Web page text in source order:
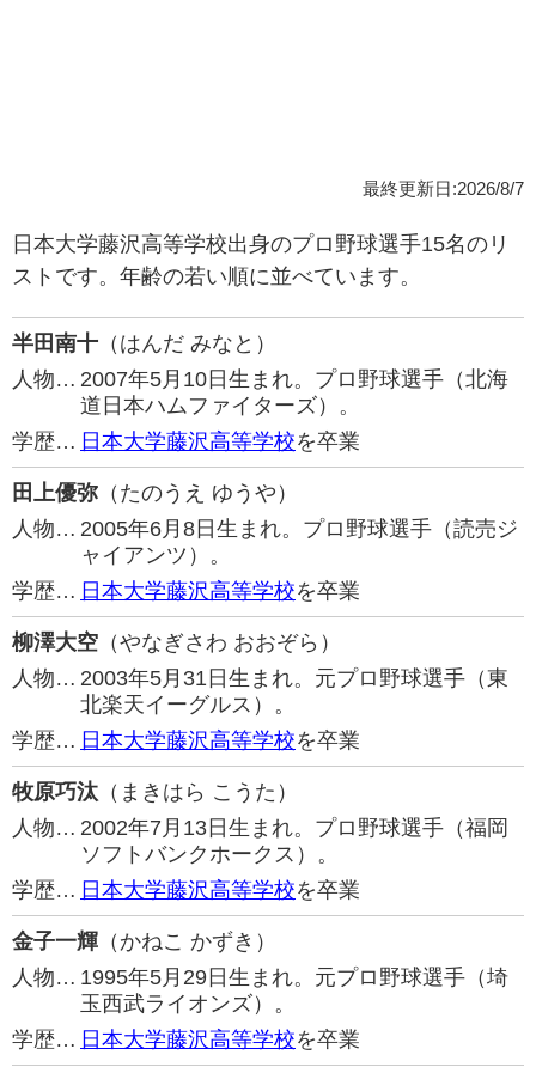
最終更新日:2026/8/7
日本大学藤沢高等学校出身のプロ野球選手15名のリ
ストです。年齢の若い順に並べています。
半田南十 （はんだ みなと）
人物… 2007年5月10日生まれ。プロ野球選手（北海
道日本ハムファイターズ）。
学歴… 日本大学藤沢高等学校を卒業
田上優弥 （たのうえ ゆうや）
人物… 2005年6月8日生まれ。プロ野球選手（読売ジ
ャイアンツ）。
学歴… 日本大学藤沢高等学校を卒業
柳澤大空 （やなぎさわ おおぞら）
人物… 2003年5月31日生まれ。元プロ野球選手（東
北楽天イーグルス）。
学歴… 日本大学藤沢高等学校を卒業
牧原巧汰 （まきはら こうた）
人物… 2002年7月13日生まれ。プロ野球選手（福岡
ソフトバンクホークス）。
学歴… 日本大学藤沢高等学校を卒業
金子一輝 （かねこ かずき）
人物… 1995年5月29日生まれ。元プロ野球選手（埼
玉西武ライオンズ）。
学歴… 日本大学藤沢高等学校を卒業